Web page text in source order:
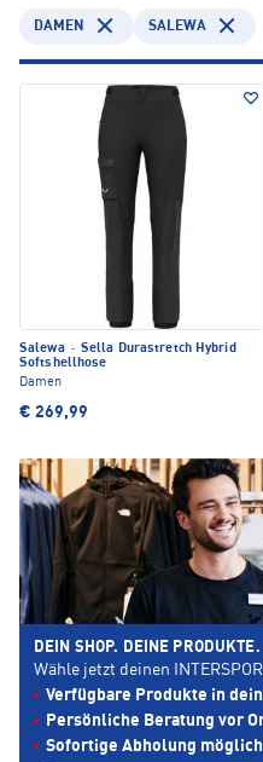
DAMEN SALEWA
Salewa · Sella Durastretch Hybrid
Softshellhose
Damen
€ 269,99
DEIN SHOP. DEINE PRODUKTE.
Wähle jetzt deinen
Verfügbare Produkte in
Persönliche Beratung vor
Sofortige Abholung möglich